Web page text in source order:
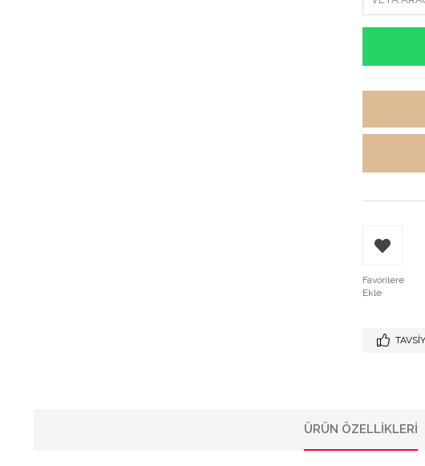
Favorilere
Ekle
ÜRÜN ÖZELLIKLERI